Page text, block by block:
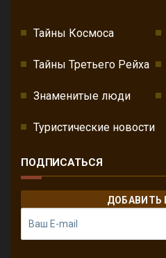
Тайны Космоса
Тайны Третьего Рейха
Знаменитые люди
Туристические новости
ПОДПИСАТЬСЯ
ДОБАВИТЬ